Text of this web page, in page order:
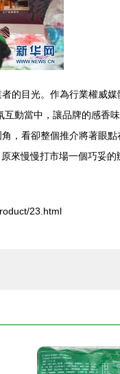
的目光。作為行業權威
動當中，讓品牌的感香
，看卻整個推介將著眼
來慢慢打市場一個巧妥
23.html